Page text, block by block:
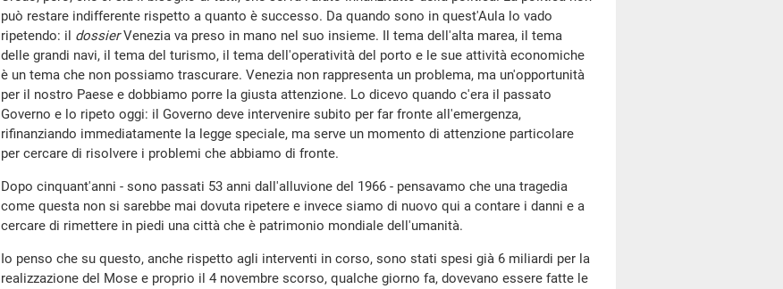
può restare indifferente rispetto a quanto è successo. Da quando sono in quest'Aula lo vado
ripetendo: il dossierVenezia va preso in mano nel suo insieme. Il tema dell'alta marea, il tema
delle grandi navi, il tema del turismo, il tema dell'operatività del porto e le sue attività economiche
è un tema che non possiamo trascurare. Venezia non rappresenta un problema, ma un'opportunità
per il nostro Paese e dobbiamo porre la giusta attenzione. Lo dicevo quando c'era il passato
Governo e lo ripeto oggi: il Governo deve intervenire subito per far fronte all'emergenza,
rifinanziando immediatamente la legge speciale, ma serve un momento di attenzione particolare
per cercare di risolvere i problemi che abbiamo di fronte.
Dopo cinquant'anni - sono passati 53 anni dall'alluvione del 1966 - pensavamo che una tragedia
come questa non si sarebbe mai dovuta ripetere e invece siamo di nuovo qui a contare i danni e a
cercare di rimettere in piedi una città che è patrimonio mondiale dell'umanità.
Io penso che su questo, anche rispetto agli interventi in corso, sono stati spesi già 6 miliardi per la
realizzazione del Mose e proprio il 4 novembre scorso, qualche giorno fa, dovevano essere fatte le